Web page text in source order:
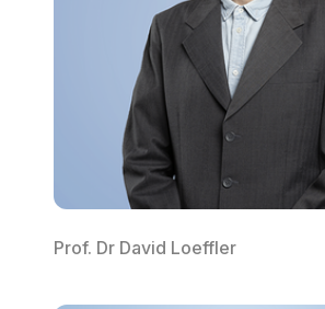
Prof. Dr David Loeffler